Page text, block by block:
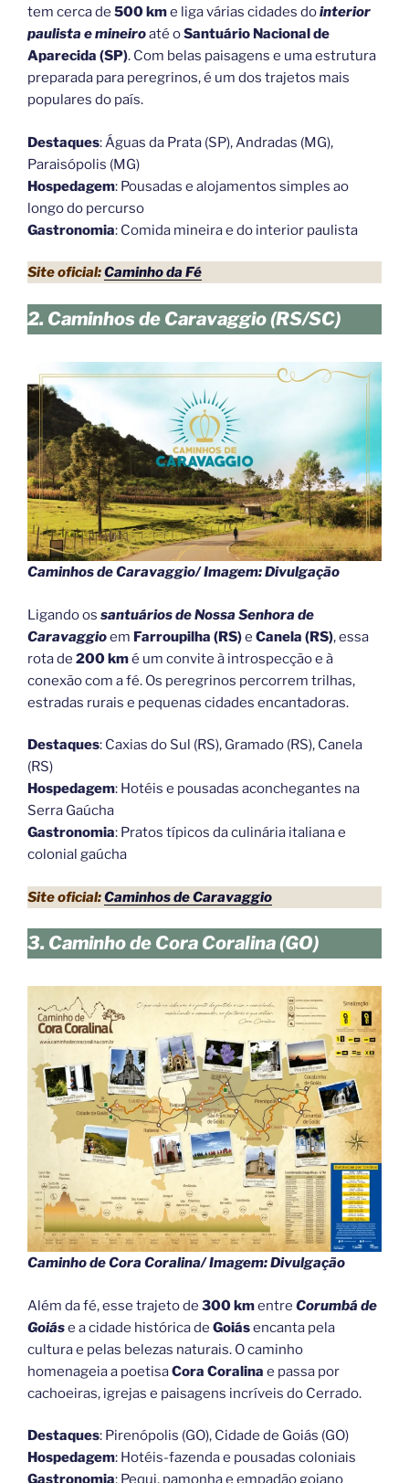
tem cerca de 500 kme liga várias cidades dointerior
paulista e mineiroaté oSantuário Nacional de
Aparecida (SP). Com belas paisagens e uma estrutura
preparada para peregrinos, é um dos trajetos mais
populares do país.
Destaques: Águas da Prata (SP), Andradas (MG),
Paraisópolis (MG)
Hospedagem: Pousadas e alojamentos simples ao
longo do percurso
Gastronomia: Comida mineira e do interior paulista
Site oficial:Caminho da Fé
2. Caminhos de Caravaggio (RS/SC)
Caminhos de Caravaggio/ Imagem: Divulgação
Ligando os santuários de Nossa Senhora de
Caravaggioem Farroupilha (RS)e Canela (RS), essa
rota de 200 kmé um convite à introspecção e à
conexão com a fé. Os peregrinos percorrem trilhas,
estradas rurais e pequenas cidades encantadoras.
Destaques: Caxias do Sul (RS), Gramado (RS), Canela
(RS)
Hospedagem: Hotéis e pousadas aconchegantes na
Serra Gaúcha
Gastronomia: Pratos típicos da culinária italiana e
colonial gaúcha
Site oficial:Caminhos de Caravaggio
3. Caminho de Cora Coralina (GO)
Caminho de Cora Coralina/ Imagem: Divulgação
Além da fé, esse trajeto de 300 kmentre Corumbá de
Goiáse a cidade histórica de Goiásencanta pela
cultura e pelas belezas naturais. O caminho
homenageia a poetisaCora Coralina e passa por
cachoeiras, igrejas e paisagens incríveis do Cerrado.
Destaques: Pirenópolis (GO), Cidade de Goiás (GO)
Hospedagem: Hotéis-fazenda e pousadas coloniais
Gastronomia: Pequi, pamonha e empadão goiano